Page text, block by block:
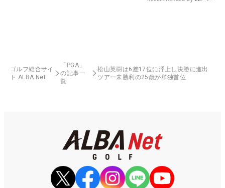
ゴルフ総合サイ
ト ALBA Net
「PGA」
の記事一
覧
松山英樹は6差17位に浮上し決勝に進出
ツアー未勝利の25歳が単独首位